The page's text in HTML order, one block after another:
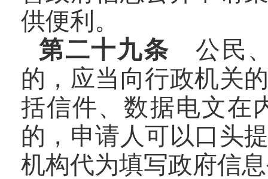
供便利。
第二十九条 公民
的，应当向行政机关
括信件、数据电文在
的，申请人可以口头
机构代为填写政府信